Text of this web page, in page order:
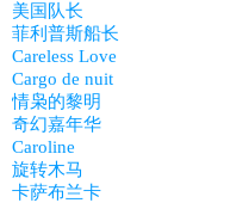
美国队长
菲利普斯船长
Careless Love
Cargo de nuit
情枭的黎明
奇幻嘉年华
Caroline
旋转木马
卡萨布兰卡